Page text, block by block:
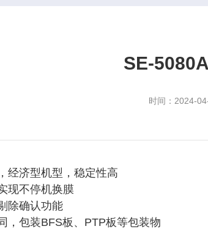
SE-
时间：2024-
经济型机型，稳定性高
现不停机换膜
除确认功能
，包装BFS板、PTP板等包装物